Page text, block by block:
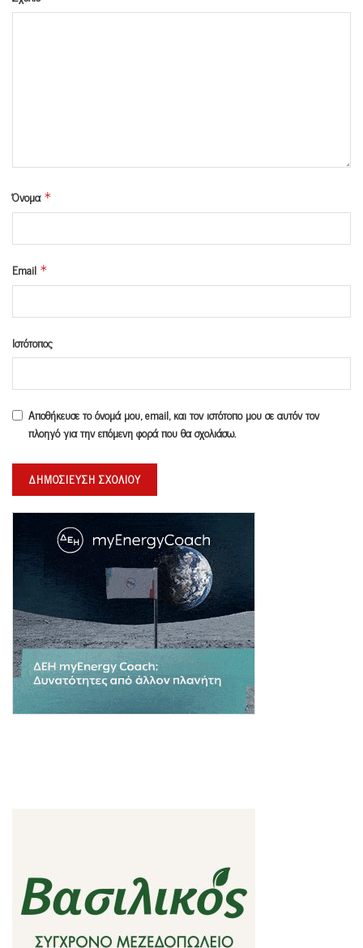
Όνομα *
Email *
Ιστότοπος
Αποθήκευσε το όνομά μου, email, και τον ιστότοπο μου σε αυτόν τον
πλοηγό για την επόμενη φορά που θα σχολιάσω.